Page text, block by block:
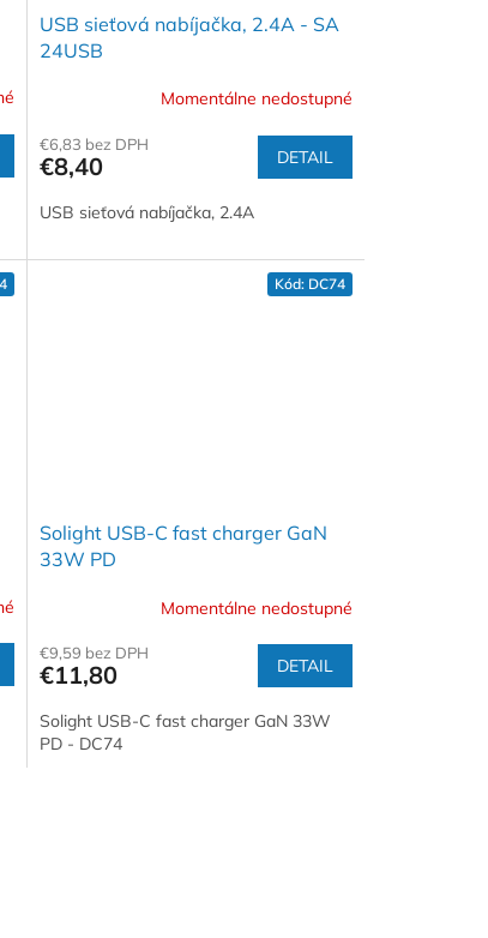
USB sieťová nabíjačka, 2.4A - SA
24USB
Momentálne nedostupné
€6,83 bez DPH
€8,40 DETAIL
USB sieťová nabíjačka, 2.4A
Solight USB-C fast charger GaN
33W PD
Momentálne nedostupné
€9,59 bez DPH
€11,80 DETAIL
Solight USB-C fast charger GaN 33W
PD - DC74
Kód: DC74